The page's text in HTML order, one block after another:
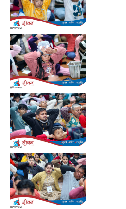
Preview
Preview
Preview
Preview